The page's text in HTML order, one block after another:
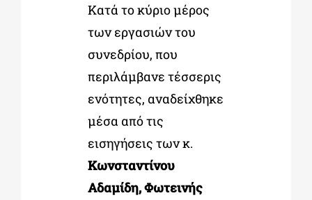
Κατά το κύριο μέρος
των εργασιών του
συνεδρίου, που
περιλάμβανε τέσσερις
ενότητες, αναδείχθηκε
μέσα από τις
εισηγήσεις των κ.
Κωνσταντίνου
Αδαμίδη, Φωτεινής